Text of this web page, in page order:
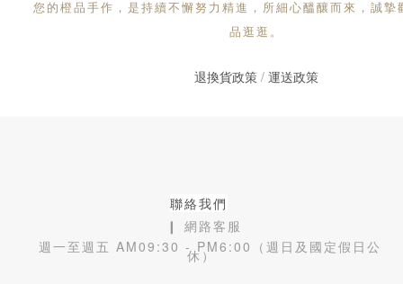
您的橙品手作，是持續不懈努力精進，所細心醞釀而來，誠摯
品逛逛。
退換貨政策/ 運送政策
聯絡我們
❙ 網路客服
週一至週五 AM09:30 - PM6:00（週日及國定假日公
休）